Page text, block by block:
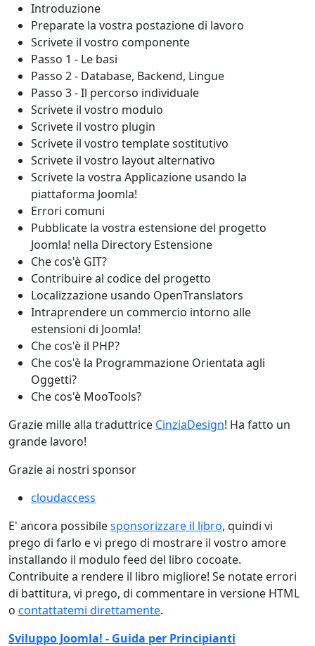
Introduzione
Preparate la vostra postazione di lavoro
Scrivete il vostro componente
Passo 1 - Le basi
Passo 2 - Database, Backend, Lingue
Passo 3 - Il percorso individuale
Scrivete il vostro modulo
Scrivete il vostro plugin
Scrivete il vostro template sostitutivo
Scrivete il vostro layout alternativo
Scrivete la vostra Applicazione usando la
piattaforma Joomla!
Errori comuni
Pubblicate la vostra estensione del progetto
Joomla! nella Directory Estensione
Che cos'è GIT?
Contribuire al codice del progetto
Localizzazione usando OpenTranslators
Intraprendere un commercio intorno alle
estensioni di Joomla!
Che cos'è il PHP?
Che cos'è la Programmazione Orientata agli
Oggetti?
Che cos'è MooTools?
Grazie mille alla traduttrice CinziaDesign! Ha fatto un
grande lavoro!
Grazie ai nostri sponsor
cloudaccess
E' ancora possibilesponsorizzare il libro, quindi vi
prego di farlo e vi prego di mostrare il vostro amore
installando il modulo feed del libro cocoate.
Contribuite a rendere il libro migliore! Se notate errori
di battitura, vi prego, di commentare in versione HTML
o contattatemi direttamente.
Sviluppo Joomla! - Guida per Principianti